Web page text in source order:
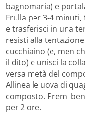
bagnomaria) e
Frulla per 3-4
e trasferisci in una
resisti alla
cucchiaino (e, men
il dito) e unisci la
versa metà del
Allinea le uova di
composto. Premi
per 2 ore.